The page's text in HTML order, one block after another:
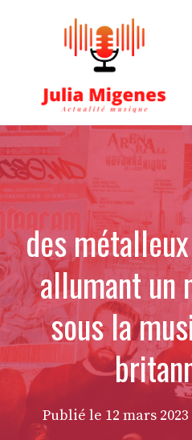
des
allumant un
sous la
Publié le 12 mars 2023